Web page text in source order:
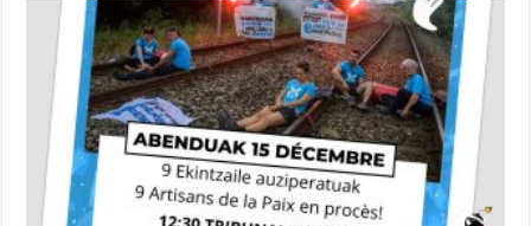
pour
Anabelle,
Anita,
Alice,
Laurent,
Panpi,
Olivier,
Julien,
Betti,
Régis »
–
#Corse